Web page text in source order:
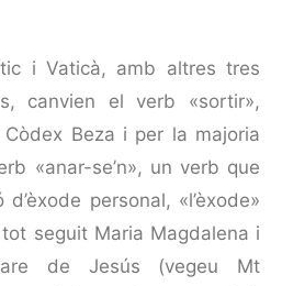
i Vaticà, amb altres tres
canvien el verb «sortir»,
Beza i per la majoria
«anar-se’n», un verb que
personal, «l’èxode»
seguit Maria Magdalena i
de Jesús (vegeu Mt